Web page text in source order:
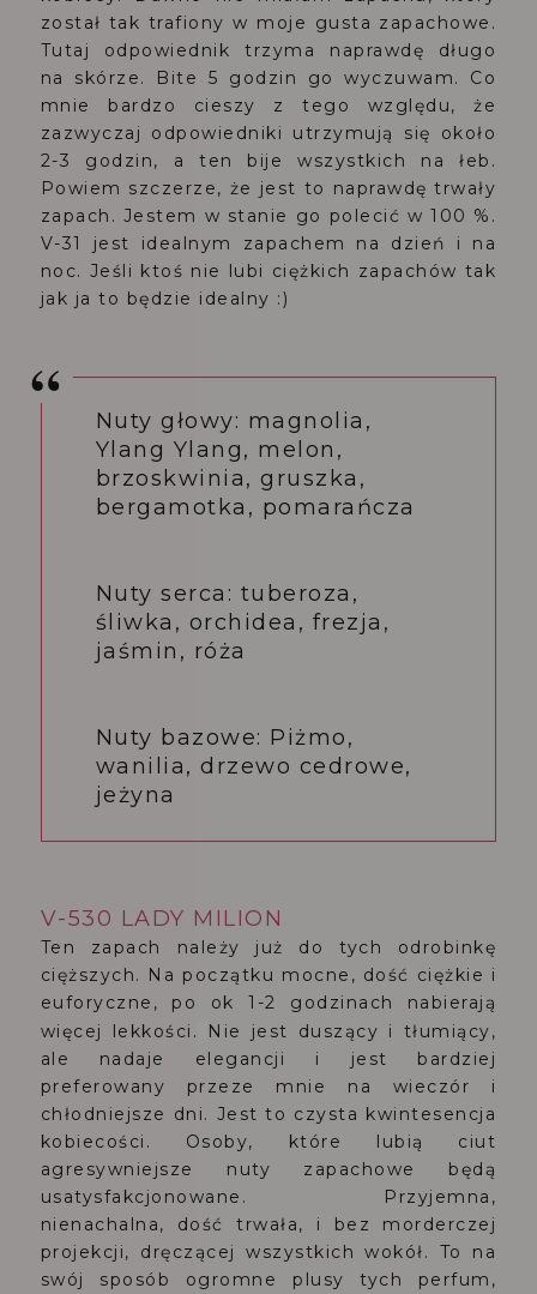
został tak trafiony w moje gusta zapachowe.
Tutaj odpowiednik trzyma naprawdę długo
na skórze. Bite 5 godzin go wyczuwam. Co
mnie bardzo cieszy z tego względu, że
zazwyczaj odpowiedniki utrzymują się około
2-3 godzin, a ten bije wszystkich na łeb.
Powiem szczerze, że jest to naprawdę trwały
zapach. Jestem w stanie go polecić w 100 %.
V-31 jest idealnym zapachem na dzień i na
noc. Jeśli ktoś nie lubi ciężkich zapachów tak
jak ja to będzie idealny :)
Nuty głowy: magnolia,
Ylang Ylang, melon,
brzoskwinia, gruszka,
bergamotka, pomarańcza
Nuty serca: tuberoza,
śliwka, orchidea, frezja,
jaśmin, róża
Nuty bazowe: Piżmo,
wanilia, drzewo cedrowe,
jeżyna
V-530 LADY MILION
Ten zapach należy już do tych odrobinkę
cięższych. Na początku mocne, dość ciężkie i
euforyczne, po ok 1-2 godzinach nabierają
więcej lekkości.
Nie jest duszący i tłumiący,
ale nadaje elegancji i jest bardziej
preferowany przeze mnie na wieczór i
chłodniejsze dni. Jest to czysta kwintesencja
kobiecości. Osoby, które lubią ciut
agresywniejsze nuty zapachowe będą
usatysfakcjonowane.
Przyjemna,
nienachalna, dość trwała, i bez morderczej
projekcji, dręczącej wszystkich wokół. To na
swój sposób ogromne plusy tych perfum,